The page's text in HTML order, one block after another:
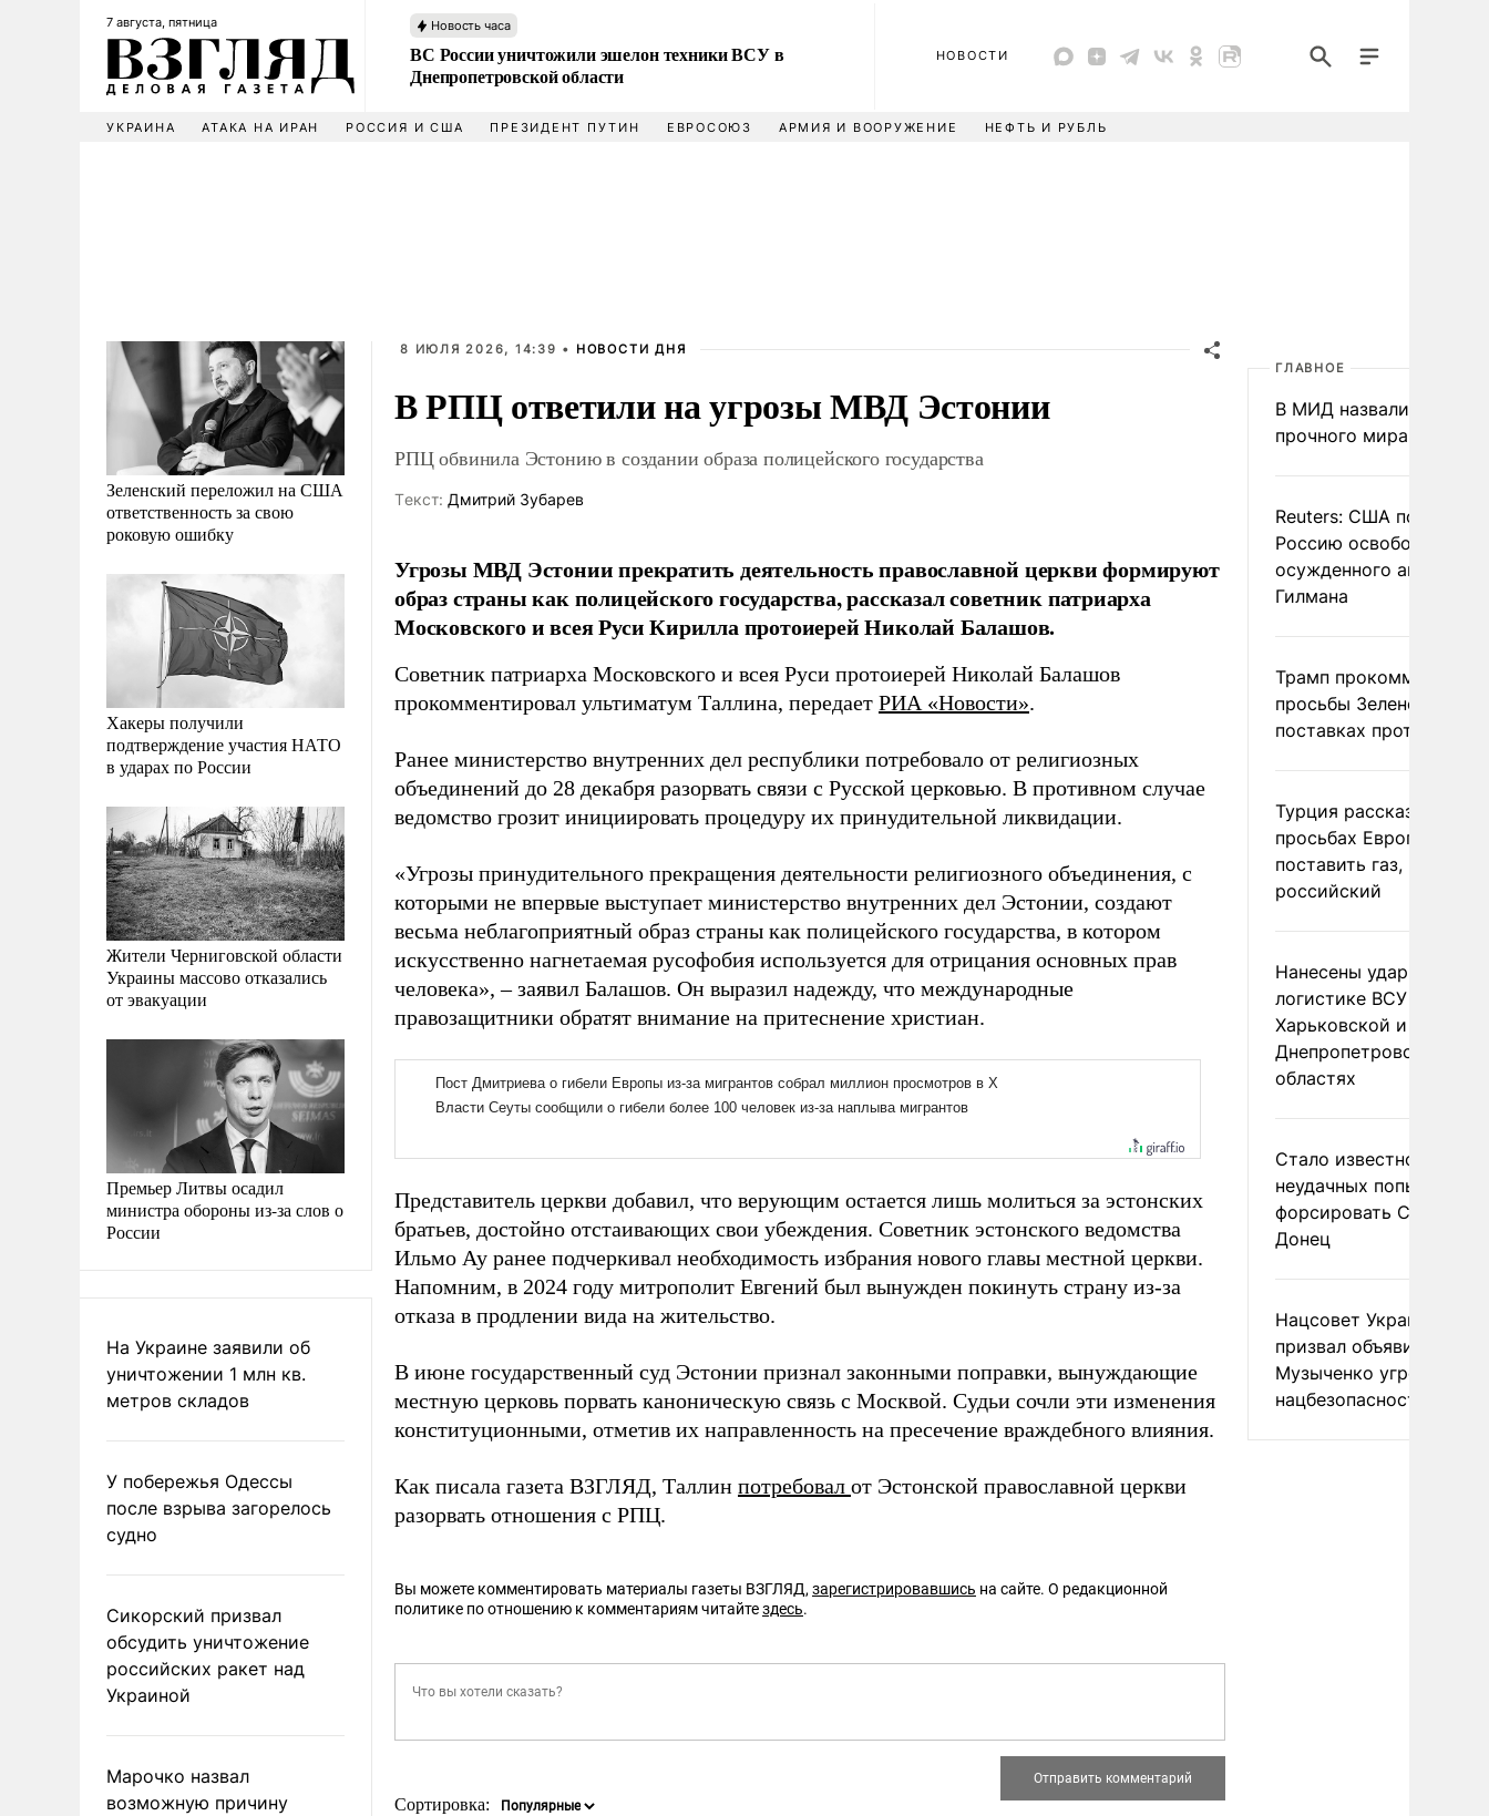
7 августа, пятница Новость часа
ВС России уничтожили эшелон техники ВСУ в
Днепропетровской области
НОВОСТИ
УКРАИНА АТАКА НА ИРАН РОССИЯ И США ПРЕЗИДЕНТ ПУТИН ЕВРОСОЮЗ АРМИЯ И ВООРУЖЕНИЕ НЕФТЬ И РУБЛЬ
Зеленский переложил на США
ответственность за свою
роковую ошибку
Хакеры получили
подтверждение участия НАТО
в ударах по России
Жители Черниговской области
Украины массово отказались
от эвакуации
Премьер Литвы осадил
министра обороны из-за слов о
России
На Украине заявили об
уничтожении 1 млн кв.
метров складов
У побережья Одессы
после взрыва загорелось
судно
Сикорский призвал
обсудить уничтожение
российских ракет над
Украиной
Марочко назвал
возможную причину
8 ИЮЛЯ 2026, 14:39 • НОВОСТИ ДНЯ
В РПЦ ответили на угрозы МВД Эстонии
РПЦ обвинила Эстонию в создании образа полицейского государства
Tекст: Дмитрий Зубарев
Угрозы МВД Эстонии прекратить деятельность православной церкви формируют
образ страны как полицейского государства, рассказал советник патриарха
Московского и всея Руси Кирилла протоиерей Николай Балашов.
Советник патриарха Московского и всея Руси протоиерей Николай Балашов
прокомментировал ультиматум Таллина, передает РИА «Новости».
Ранее министерство внутренних дел республики потребовало от религиозных
объединений до 28 декабря разорвать связи с Русской церковью. В противном случае
ведомство грозит инициировать процедуру их принудительной ликвидации.
«Угрозы принудительного прекращения деятельности религиозного объединения, с
которыми не впервые выступает министерство внутренних дел Эстонии, создают
весьма неблагоприятный образ страны как полицейского государства, в котором
искусственно нагнетаемая русофобия используется для отрицания основных прав
человека», – заявил Балашов. Он выразил надежду, что международные
правозащитники обратят внимание на притеснение христиан.
Представитель церкви добавил, что верующим остается лишь молиться за эстонских
братьев, достойно отстаивающих свои убеждения. Советник эстонского ведомства
Ильмо Ау ранее подчеркивал необходимость избрания нового главы местной церкви.
Напомним, в 2024 году митрополит Евгений был вынужден покинуть страну из-за
отказа в продлении вида на жительство.
В июне государственный суд Эстонии признал законными поправки, вынуждающие
местную церковь порвать каноническую связь с Москвой. Судьи сочли эти изменения
конституционными, отметив их направленность на пресечение враждебного влияния.
Как писала газета ВЗГЛЯД, Таллин потребовал от Эстонской православной церкви
разорвать отношения с РПЦ.
Вы можете комментировать материалы газеты ВЗГЛЯД, зарегистрировавшись на сайте. О редакционной
политике по отношению к комментариям читайтездесь.
Сортировка:
ГЛАВНОЕ
В МИД назвали условия
прочного мира на
Reuters: США
Россию освободить
осужденного
Гилмана
Трамп
просьбы Зеленского о
поставках
Турция рассказала о
просьбах Европы
поставить газ, но не
российский
Нанесены удары по
логистике ВСУ в
Харьковской и
Днепропетровской
областях
Стало известно о
неудачных попытках
форсировать
Донец
Нацсовет Украины по
призвал объявить
Музыченко угрозой
нацбезопасности